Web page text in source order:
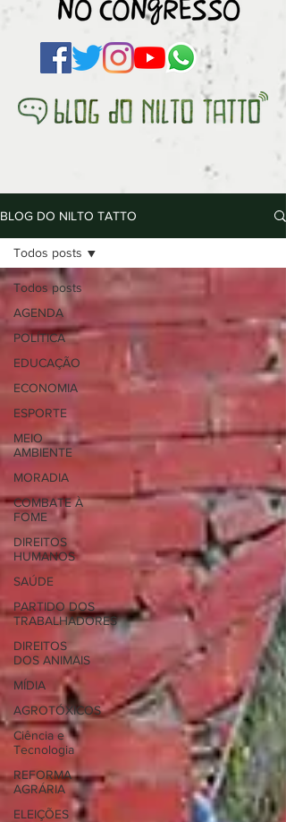
BLOG DO NILTO TATTO
Todos posts
AGENDA
POLÍTICA
EDUCAÇÃO
ECONOMIA
ESPORTE
MEIO
AMBIENTE
MORADIA
COMBATE À
FOME
DIREITOS
HUMANOS
SAÚDE
PARTIDO DOS
TRABALHADORES
DIREITOS
DOS ANIMAIS
MÍDIA
AGROTÓXICOS
Ciência e
Tecnologia
REFORMA
AGRÁRIA
ELEIÇÕES
Todos posts